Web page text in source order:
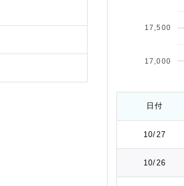
17,000
17,500
日付
10/27
10/26